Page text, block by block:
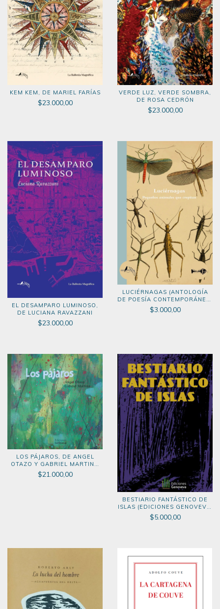
KEM KEM, DE MARIEL FARÍAS
$23.000,00
VERDE LUZ, VERDE SOMBRA,
DE ROSA CEDRÓN
$23.000,00
EL DESAMPARO LUMINOSO,
DE LUCIANA RAVAZZANI
$23.000,00
LUCIÉRNAGAS (ANTOLOGÍA
DE POESÍA CONTEMPORÁNEA,
2023)
$3.000,00
LOS PÁJAROS, DE ANGEL
OTAZO Y GABRIEL MARTINO
(EDICIONES GENOVEVA, 2019)
$21.000,00
BESTIARIO FANTÁSTICO DE
ISLAS (EDICIONES GENOVEVA,
2020)
$5.000,00